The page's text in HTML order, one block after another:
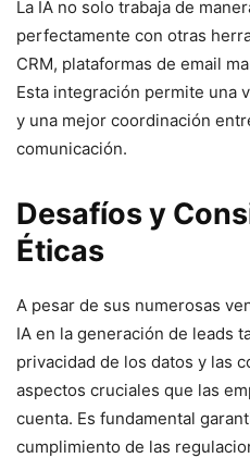
La IA no solo trabaja de
perfectamente con otras
CRM, plataformas de email
Esta integración permite una
y una mejor coordinación
comunicación.
Desafíos y
Éticas
A pesar de sus numerosas
IA en la generación de leads
privacidad de los datos y las
aspectos cruciales que las
cuenta. Es fundamental
cumplimiento de las